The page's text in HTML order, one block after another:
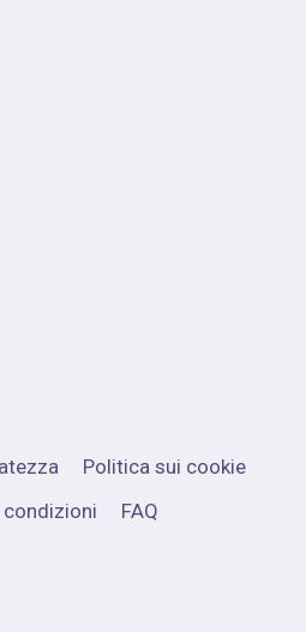
Politica sui cookie
condizioni
FAQ